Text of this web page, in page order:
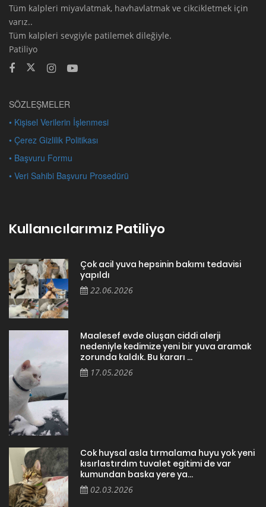
Tüm kalpleri miyavlatmak, havhavlatmak ve cikcikletmek için
varız..
Tüm kalpleri sevgiyle patilemek dileğiyle.
Patiliyo
SÖZLEŞMELER
• Kişisel Verilerin İşlenmesi
• Çerez Gizlilik Politikası
• Başvuru Formu
• Veri Sahibi Başvuru Prosedürü
Kullanıcılarımız Patiliyo
Çok acil yuva hepsinin bakımı tedavisi
yapıldı
22.06.2026
Maalesef evde oluşan ciddi alerji
nedeniyle kedimize yeni bir yuva aramak
zorunda kaldık. Bu kararı ...
17.05.2026
Cok huysal asla tırmalama huyu yok yeni
kısırlastırdım tuvalet egitimi de var
kumundan baska yere ya...
02.03.2026